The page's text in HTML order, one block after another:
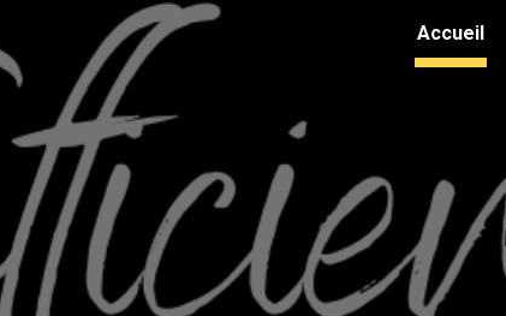
Accueil